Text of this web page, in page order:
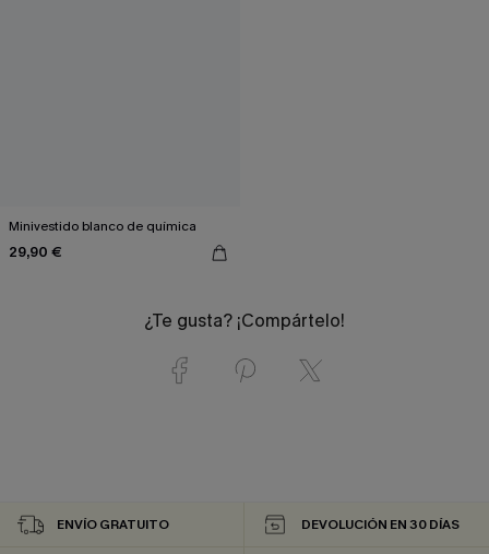
Minivestido blanco de química
29,90 €
¿Te gusta? ¡Compártelo!
ENVÍO GRATUITO DEVOLUCIÓN EN 30 DÍAS